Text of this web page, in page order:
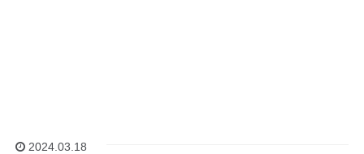
2024.03.18